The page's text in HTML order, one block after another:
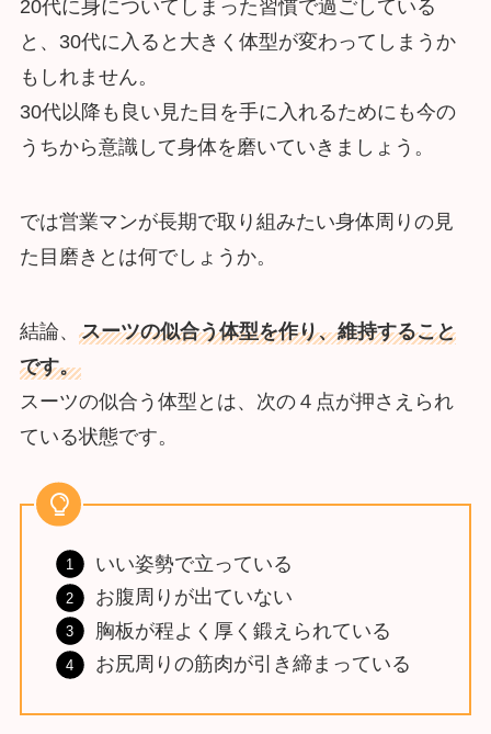
20代に身についてしまった習慣で過ごしている
と、30代に入ると大きく体型が変わってしまうか
もしれません。
30代以降も良い見た目を手に入れるためにも今の
うちから意識して身体を磨いていきましょう。
では営業マンが長期で取り組みたい身体周りの見
た目磨きとは何でしょうか。
結論、 スーツの似合う体型を作り、維持すること
です。
スーツの似合う体型とは、次の４点が押さえられ
ている状態です。
いい姿勢で立っている
お腹周りが出ていない
胸板が程よく厚く鍛えられている
お尻周りの筋肉が引き締まっている